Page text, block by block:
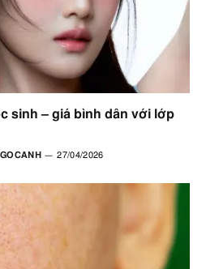
sinh – giá bình dân với lớp
27/04/2026